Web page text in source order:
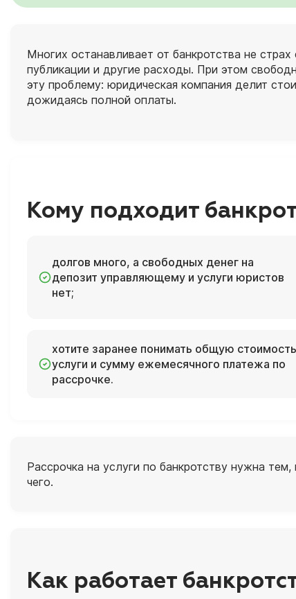
Многих останавливает от банкротства не
публикации и другие расходы. При этом
эту проблему: юридическая компания делит
дожидаясь полной оплаты.
Кому подходит
долгов много, а свободных денег на
депозит управляющему и услуги юристов
нет;
хотите заранее понимать общую стоимость
услуги и сумму ежемесячного платежа по
рассрочке.
Рассрочка на услуги по банкротству нужна
чего.
Как работает